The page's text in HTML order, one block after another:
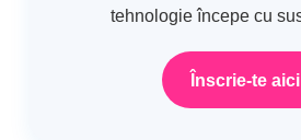
tehnologie începe cu
Înscrie-te aici